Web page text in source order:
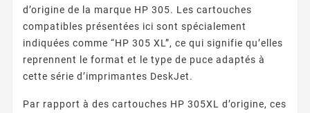
d’origine de la marque HP 305. Les cartouches
compatibles présentées ici sont spécialement
indiquées comme “HP 305 XL”, ce qui signifie qu’elles
reprennent le format et le type de puce adaptés à
cette série d’imprimantes DeskJet.
Par rapport à des cartouches HP 305XL d’origine, ces